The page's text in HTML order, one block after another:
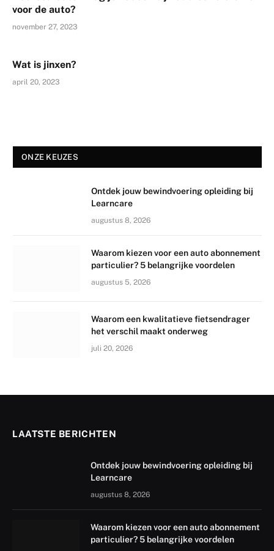
voor de auto?
november 27, 2023
Wat is jinxen?
april 20, 2023
ONZE KEUZES
Ontdek jouw bewindvoering opleiding bij
Learncare
augustus 8, 2026
Waarom kiezen voor een auto abonnement
particulier? 5 belangrijke voordelen
augustus 5, 2026
Waarom een kwalitatieve fietsendrager
het verschil maakt onderweg
juli 20, 2026
LAATSTE BERICHTEN
Ontdek jouw bewindvoering opleiding bij
Learncare
augustus 8, 2026
Waarom kiezen voor een auto abonnement
particulier? 5 belangrijke voordelen